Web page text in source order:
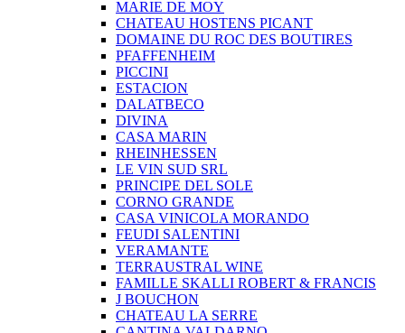
MARIE DE MOY
CHATEAU HOSTENS PICANT
DOMAINE DU ROC DES BOUTIRES
PFAFFENHEIM
PICCINI
ESTACION
DALATBECO
DIVINA
CASA MARIN
RHEINHESSEN
LE VIN SUD SRL
PRINCIPE DEL SOLE
CORNO GRANDE
CASA VINICOLA MORANDO
FEUDI SALENTINI
VERAMANTE
TERRAUSTRAL WINE
FAMILLE SKALLI ROBERT & FRANCIS
J BOUCHON
CHATEAU LA SERRE